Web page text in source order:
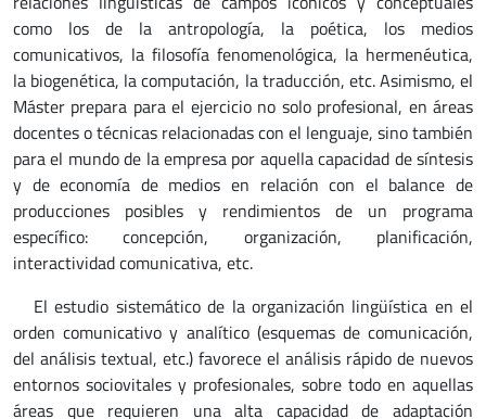
como los de la antropología, la poética, los medios
comunicativos, la filosofía fenomenológica, la hermenéutica,
la biogenética, la computación, la traducción, etc. Asimismo, el
Máster prepara para el ejercicio no solo profesional, en áreas
docentes o técnicas relacionadas con el lenguaje, sino también
para el mundo de la empresa por aquella capacidad de síntesis
y de economía de medios en relación con el balance de
producciones posibles y rendimientos de un programa
específico: concepción, organización, planificación,
interactividad comunicativa, etc.
El estudio sistemático de la organización lingüística en el
orden comunicativo y analítico (esquemas de comunicación,
del análisis textual, etc.) favorece el análisis rápido de nuevos
entornos sociovitales y profesionales, sobre todo en aquellas
áreas que requieren una alta capacidad de adaptación